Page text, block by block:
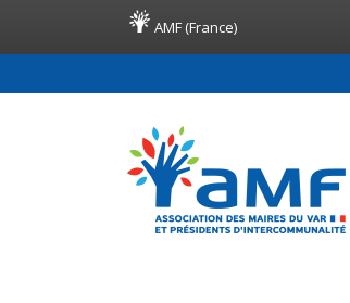
AMF (France)